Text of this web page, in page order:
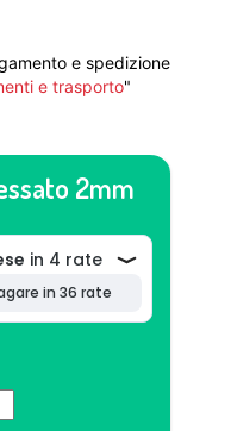
e spedizione
e trasporto"
2mm